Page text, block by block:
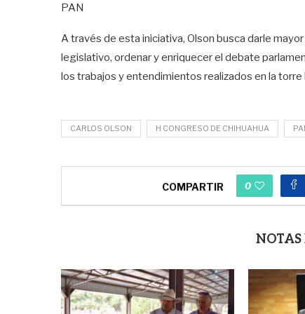
PAN
A través de esta iniciativa, Olson busca darle
legislativo, ordenar y enriquecer el debate
los trabajos y entendimientos realizados en la torre
CARLOS OLSON H CONGRESO DE CHIHUAHUA
COMPARTIR 0